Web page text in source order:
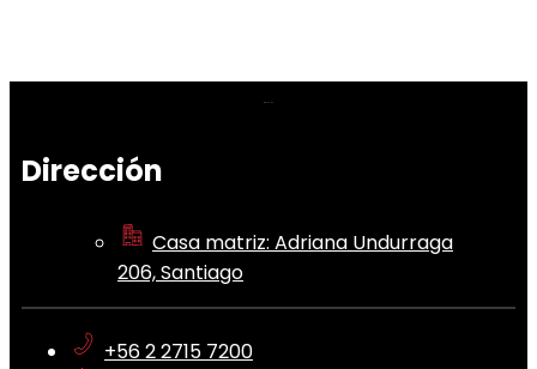
Dirección
Casa matriz: Adriana Undurraga
206, Santiago
+56 2 2715 7200